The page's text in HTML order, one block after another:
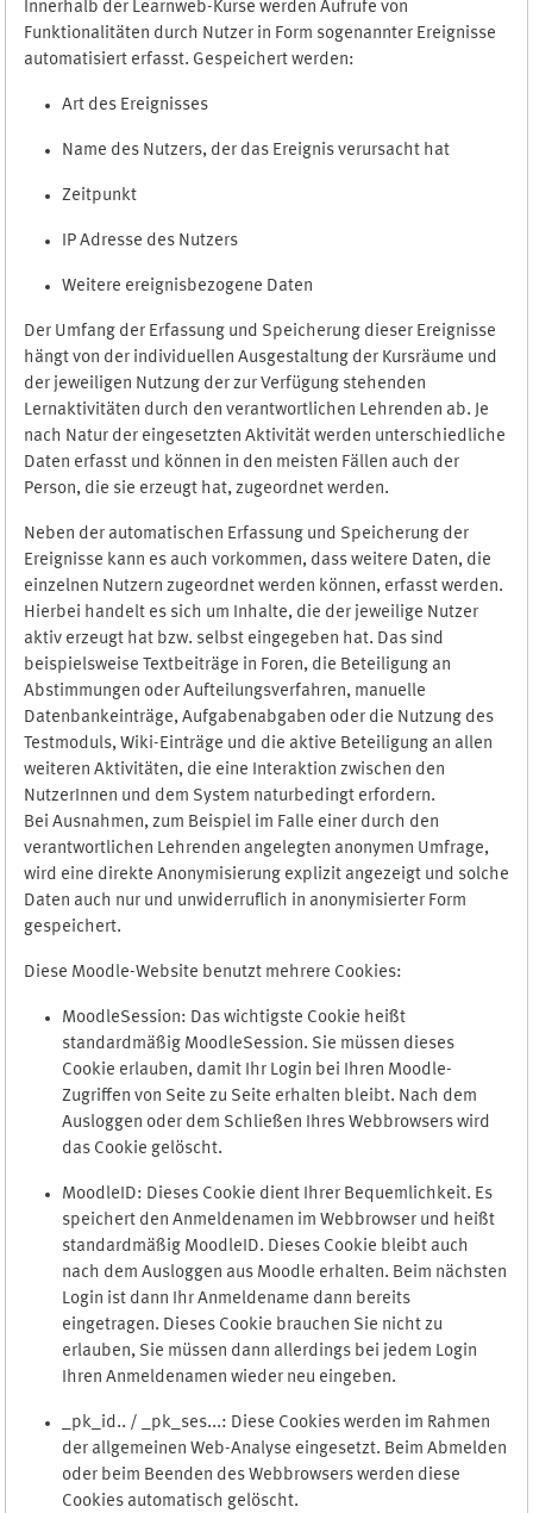
Innerhalb der Learnweb-Kurse werden Aufrufe von
Funktionalitäten durch Nutzer in Form sogenannter Ereignisse
automatisiert erfasst. Gespeichert werden:
Art des Ereignisses
Name des Nutzers, der das Ereignis verursacht hat
Zeitpunkt
IP Adresse des Nutzers
Weitere ereignisbezogene Daten
Der Umfang der Erfassung und Speicherung dieser Ereignisse
hängt von der individuellen Ausgestaltung der Kursräume und
der jeweiligen Nutzung der zur Verfügung stehenden
Lernaktivitäten durch den verantwortlichen Lehrenden ab. Je
nach Natur der eingesetzten Aktivität werden unterschiedliche
Daten erfasst und können in den meisten Fällen auch der
Person, die sie erzeugt hat, zugeordnet werden.
Neben der automatischen Erfassung und Speicherung der
Ereignisse kann es auch vorkommen, dass weitere Daten, die
einzelnen Nutzern zugeordnet werden können, erfasst werden.
Hierbei handelt es sich um Inhalte, die der jeweilige Nutzer
aktiv erzeugt hat bzw. selbst eingegeben hat. Das sind
beispielsweise Textbeiträge in Foren, die Beteiligung an
Abstimmungen oder Aufteilungsverfahren, manuelle
Datenbankeinträge, Aufgabenabgaben oder die Nutzung des
Testmoduls, Wiki-Einträge und die aktive Beteiligung an allen
weiteren Aktivitäten, die eine Interaktion zwischen den
NutzerInnen und dem System naturbedingt erfordern.
Bei Ausnahmen, zum Beispiel im Falle einer durch den
verantwortlichen Lehrenden angelegten anonymen Umfrage,
wird eine direkte Anonymisierung explizit angezeigt und solche
Daten auch nur und unwiderruflich in anonymisierter Form
gespeichert.
Diese Moodle-Website benutzt mehrere Cookies:
MoodleSession: Das wichtigste Cookie heißt
standardmäßig MoodleSession. Sie müssen dieses
Cookie erlauben, damit Ihr Login bei Ihren Moodle-
Zugriffen von Seite zu Seite erhalten bleibt. Nach dem
Ausloggen oder dem Schließen Ihres Webbrowsers wird
das Cookie gelöscht.
MoodleID: Dieses Cookie dient Ihrer Bequemlichkeit. Es
speichert den Anmeldenamen im Webbrowser und heißt
standardmäßig MoodleID. Dieses Cookie bleibt auch
nach dem Ausloggen aus Moodle erhalten. Beim nächsten
Login ist dann Ihr Anmeldename dann bereits
eingetragen. Dieses Cookie brauchen Sie nicht zu
erlauben, Sie müssen dann allerdings bei jedem Login
Ihren Anmeldenamen wieder neu eingeben.
_pk_id.. / _pk_ses...: Diese Cookies werden im Rahmen
der allgemeinen Web-Analyse eingesetzt. Beim Abmelden
oder beim Beenden des Webbrowsers werden diese
Cookies automatisch gelöscht.